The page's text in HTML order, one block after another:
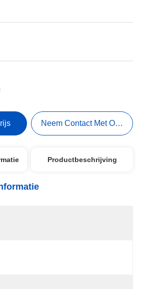
Neem Contact Met Ons Op
Productbeschrijving